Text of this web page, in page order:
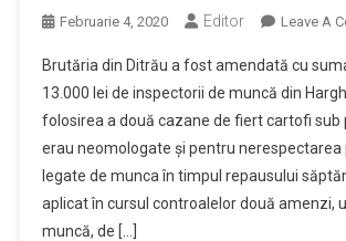
Februarie 4, 2020 Editor Leave A
Brutăria din Ditrău a fost amendată cu
13.000 lei de inspectorii de muncă din
folosirea a două cazane de fiert cartofi sub
erau neomologate şi pentru nerespectarea
legate de munca în timpul repausului
aplicat în cursul controalelor două amenzi,
muncă, de […]